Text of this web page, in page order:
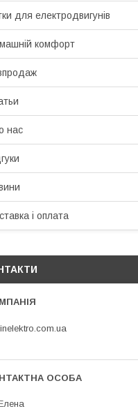
для електродвигунів
комфорт
нас
і оплата
inelektro.com.ua